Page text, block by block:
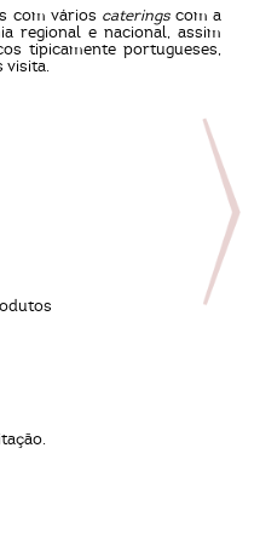
com vários cateringscom a
regional e nacional, assim
tipicamente portugueses,
visita.